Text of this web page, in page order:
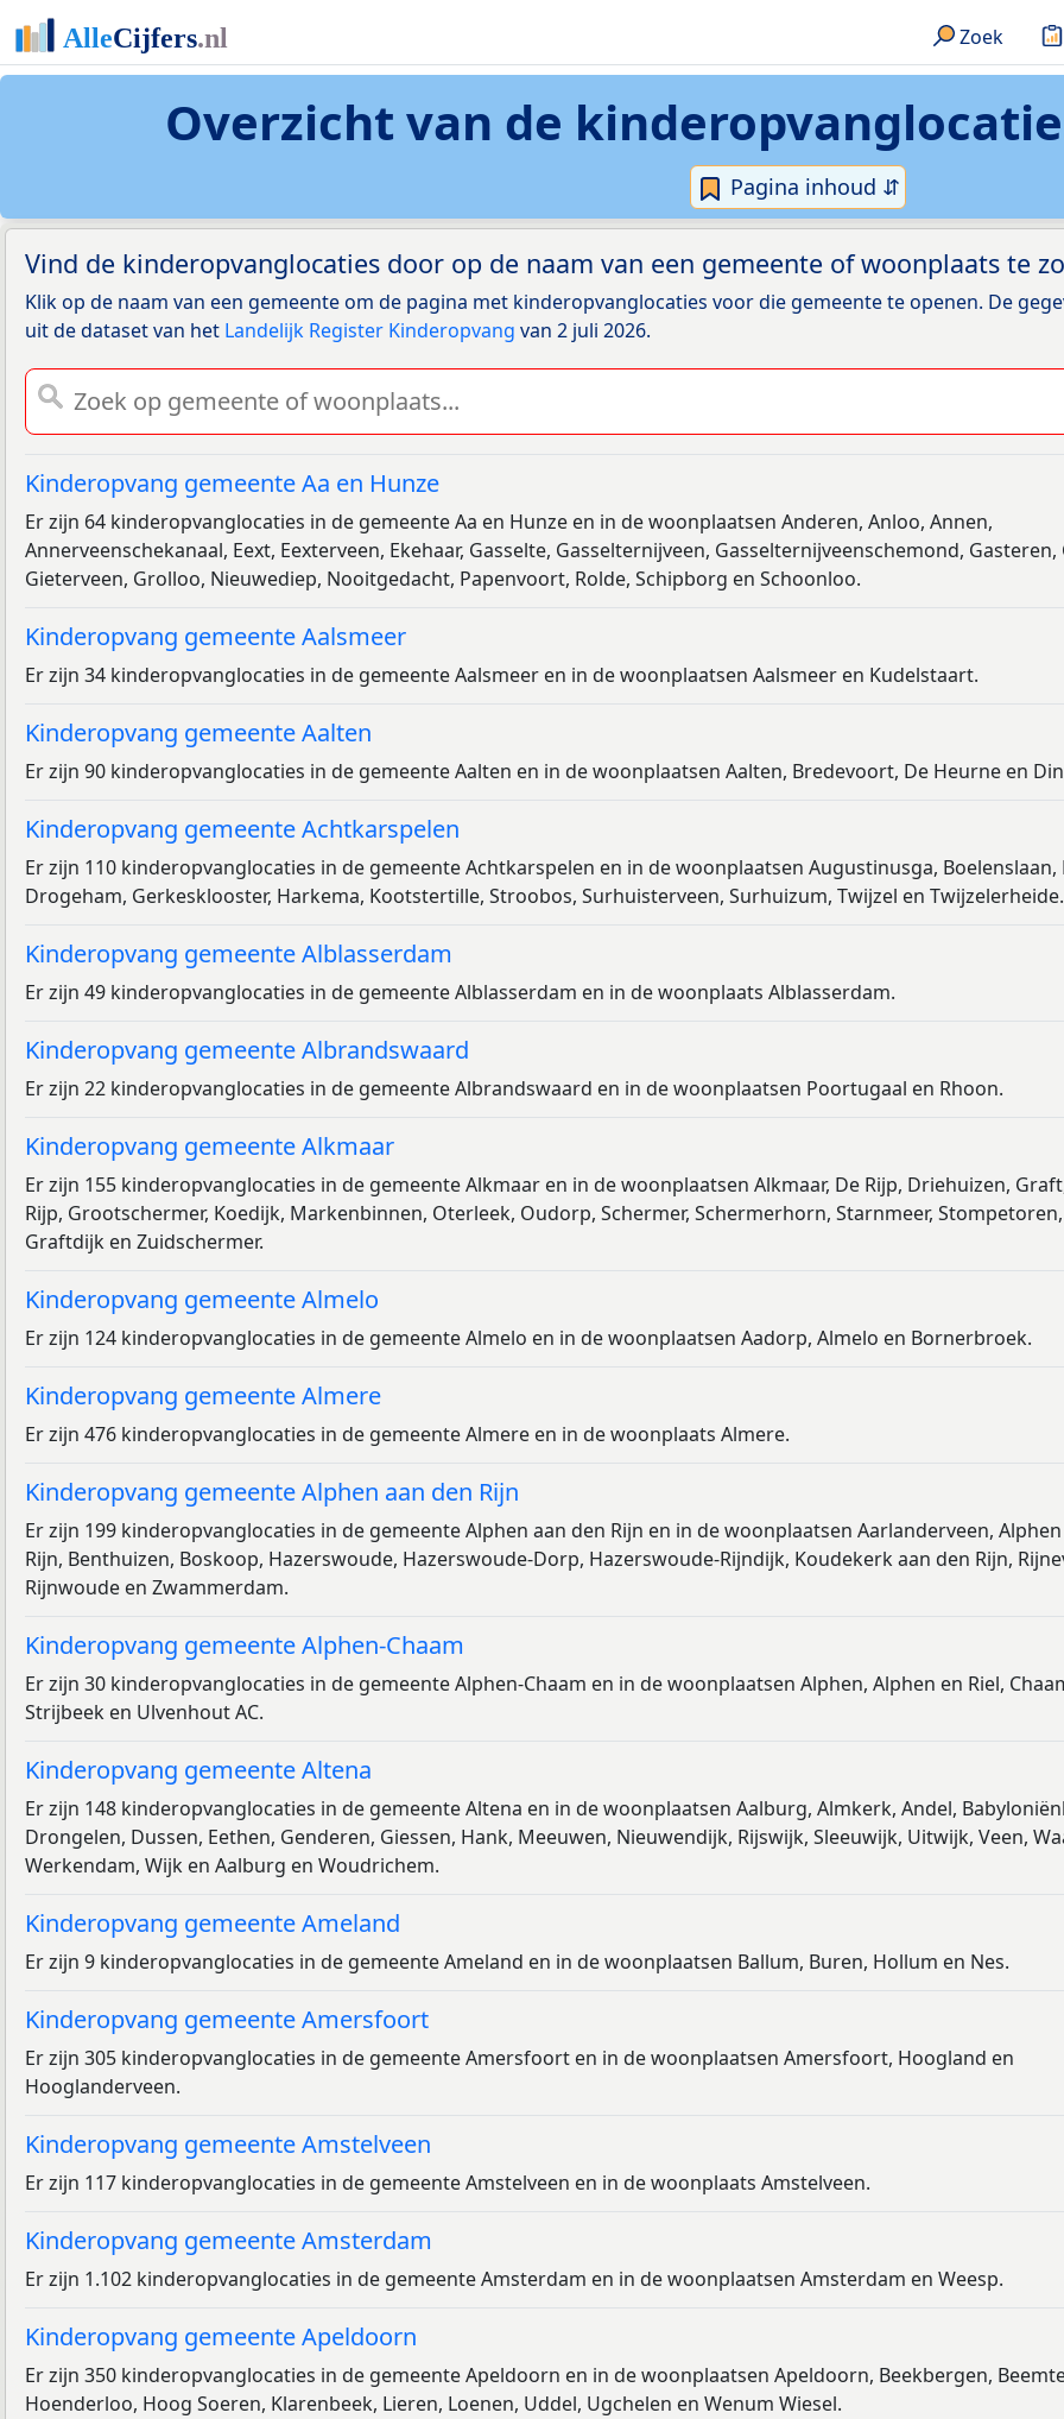
Zoek
Overzicht van de
Pagina inhoud ⇵
Vind de kinderopvanglocaties door op de naam van een gemeente of woonplaats te
Klik op de naam van een gemeente om de pagina met kinderopvanglocaties voor die gemeente te openen. De
uit de dataset van het Landelijk Register Kinderopvang van 2 juli 2026.
Kinderopvang gemeente Aa en Hunze
Er zijn 64 kinderopvanglocaties in de gemeente Aa en Hunze en in de woonplaatsen Anderen, Anloo, Annen,
Annerveenschekanaal, Eext, Eexterveen, Ekehaar, Gasselte, Gasselternijveen, Gasselternijveenschemond, Gasteren,
Gieterveen, Grolloo, Nieuwediep, Nooitgedacht, Papenvoort, Rolde, Schipborg en Schoonloo.
Kinderopvang gemeente Aalsmeer
Er zijn 34 kinderopvanglocaties in de gemeente Aalsmeer en in de woonplaatsen Aalsmeer en Kudelstaart.
Kinderopvang gemeente Aalten
Er zijn 90 kinderopvanglocaties in de gemeente Aalten en in de woonplaatsen Aalten, Bredevoort, De Heurne en
Kinderopvang gemeente Achtkarspelen
Er zijn 110 kinderopvanglocaties in de gemeente Achtkarspelen en in de woonplaatsen Augustinusga, Boelenslaan,
Drogeham, Gerkesklooster, Harkema, Kootstertille, Stroobos, Surhuisterveen, Surhuizum, Twijzel en Twijzelerheide.
Kinderopvang gemeente Alblasserdam
Er zijn 49 kinderopvanglocaties in de gemeente Alblasserdam en in de woonplaats Alblasserdam.
Kinderopvang gemeente Albrandswaard
Er zijn 22 kinderopvanglocaties in de gemeente Albrandswaard en in de woonplaatsen Poortugaal en Rhoon.
Kinderopvang gemeente Alkmaar
Er zijn 155 kinderopvanglocaties in de gemeente Alkmaar en in de woonplaatsen Alkmaar, De Rijp, Driehuizen,
Rijp, Grootschermer, Koedijk, Markenbinnen, Oterleek, Oudorp, Schermer, Schermerhorn, Starnmeer,
Graftdijk en Zuidschermer.
Kinderopvang gemeente Almelo
Er zijn 124 kinderopvanglocaties in de gemeente Almelo en in de woonplaatsen Aadorp, Almelo en Bornerbroek.
Kinderopvang gemeente Almere
Er zijn 476 kinderopvanglocaties in de gemeente Almere en in de woonplaats Almere.
Kinderopvang gemeente Alphen aan den Rijn
Er zijn 199 kinderopvanglocaties in de gemeente Alphen aan den Rijn en in de woonplaatsen Aarlanderveen,
Rijn, Benthuizen, Boskoop, Hazerswoude, Hazerswoude-Dorp, Hazerswoude-Rijndijk, Koudekerk aan den Rijn,
Rijnwoude en Zwammerdam.
Kinderopvang gemeente Alphen-Chaam
Er zijn 30 kinderopvanglocaties in de gemeente Alphen-Chaam en in de woonplaatsen Alphen, Alphen en Riel,
Strijbeek en Ulvenhout AC.
Kinderopvang gemeente Altena
Er zijn 148 kinderopvanglocaties in de gemeente Altena en in de woonplaatsen Aalburg, Almkerk, Andel,
Drongelen, Dussen, Eethen, Genderen, Giessen, Hank, Meeuwen, Nieuwendijk, Rijswijk, Sleeuwijk, Uitwijk, Veen,
Werkendam, Wijk en Aalburg en Woudrichem.
Kinderopvang gemeente Ameland
Er zijn 9 kinderopvanglocaties in de gemeente Ameland en in de woonplaatsen Ballum, Buren, Hollum en Nes.
Kinderopvang gemeente Amersfoort
Er zijn 305 kinderopvanglocaties in de gemeente Amersfoort en in de woonplaatsen Amersfoort, Hoogland en
Hooglanderveen.
Kinderopvang gemeente Amstelveen
Er zijn 117 kinderopvanglocaties in de gemeente Amstelveen en in de woonplaats Amstelveen.
Kinderopvang gemeente Amsterdam
Er zijn 1.102 kinderopvanglocaties in de gemeente Amsterdam en in de woonplaatsen Amsterdam en Weesp.
Kinderopvang gemeente Apeldoorn
Er zijn 350 kinderopvanglocaties in de gemeente Apeldoorn en in de woonplaatsen Apeldoorn, Beekbergen,
Hoenderloo, Hoog Soeren, Klarenbeek, Lieren, Loenen, Uddel, Ugchelen en Wenum Wiesel.